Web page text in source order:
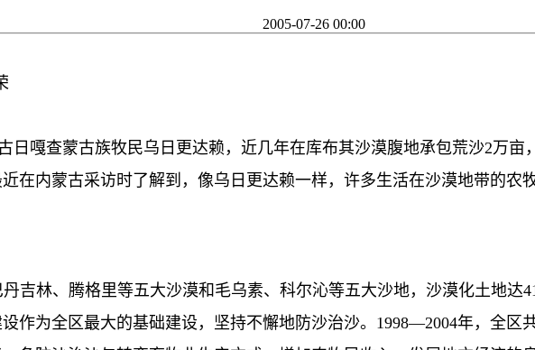
2005-07-26 00:00
嘎查蒙古族牧民乌日更达赖，近几年在库布其沙漠腹地承包荒沙2万亩
在内蒙古采访时了解到，像乌日更达赖一样，许多生活在沙漠地带的农
林、腾格里等五大沙漠和毛乌素、科尔沁等五大沙地，沙漠化土地达
作为全区最大的基础建设，坚持不懈地防沙治沙。1998—2004年，全区